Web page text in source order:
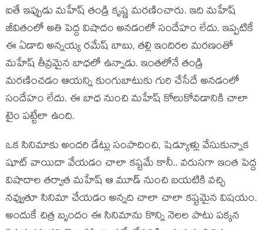
ఐతే ఇప్పుడు మహేష్ తండ్రి కృష్ణ మరణించారు. ఇది మహేష్
జీవితంలో అతి పెద్ద విషాదం అనడంలో సందేహం లేదు. ఇప్పటికే
ఈ ఏడాది అన్నయ్య రమేష్ బాబు, తల్లి ఇందిరల మరణంతో
మహేష్ తీవ్రమైన బాధలో ఉన్నాడు. ఇంతలోనే తండ్రి
మరణించడం ఆయన్ని కుంగుబాటుకు గురి చేసేదే అనడంలో
సందేహం లేదు. ఈ బాధ నుంచి మహేష్ కోలుకోవడానికి చాలా
టైం పట్టేలా ఉంది.
ఒక సినిమాకు అందరి డేట్లు సంపాదించి, షెడ్యూళ్లు వేసుకున్నాక
షూట్ వాయిదా వేయడం చాలా కష్టమే కానీ.. వరుసగా ఇంత పెద్ద
విషాదాల తర్వాత మహేష్ ఆ మూడ్ నుంచి బయటికి వచ్చి
నవ్వుతూ సినిమా చేయడం అన్నది చాలా చాలా కష్టమైన విషయం.
అందుకే చిత్ర బృందం ఈ సినిమాను కొన్ని నెలల పాటు పక్కన